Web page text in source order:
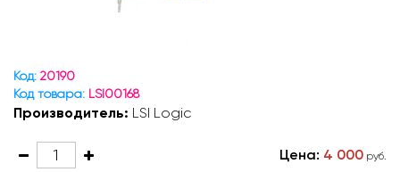
Код: 20190
Код товара: LSI00168
Производитель: LSI Logic
Цена: 4 000 руб.